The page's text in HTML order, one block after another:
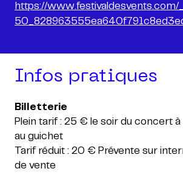
https://www.festivaldesvents.com/
Infos pratiques
Plein tarif : 25 € le soir du concert à
au guichet
Tarif réduit : 20 € Prévente sur
de vente